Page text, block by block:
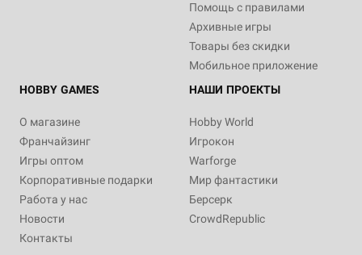
Помощь с правилами
Архивные игры
Товары без скидки
Мобильное приложение
HOBBY GAMES
О магазине
Франчайзинг
Игры оптом
Корпоративные подарки
Работа у нас
Новости
Контакты
НАШИ ПРОЕКТЫ
Hobby World
Игрокон
Warforge
Мир фантастики
Берсерк
CrowdRepublic